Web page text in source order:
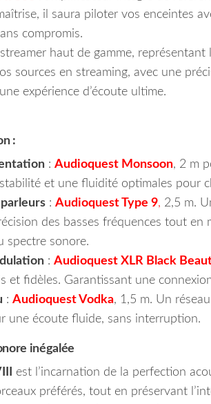
il saura piloter vos enceintes
compromis.
haut de gamme,
sources en streaming, avec une
expérience d’écoute ultime.
:
: Audioquest Monsoon, 2 m
et une fluidité optimales pour
: Audioquest Type 9, 2,5 m.
des basses fréquences tout
spectre sonore.
: Audioquest XLR Black
et fidèles. Garantissant une
: Audioquest Vodka, 1,5 m. Un
une écoute fluide, sans interruption.
inégalée
est l’incarnation de la perfection
préférés, tout en préservant